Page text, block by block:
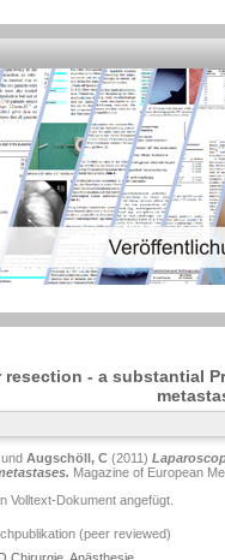
- a substantial
und Augschöll, C (2011)
Magazine of European
Volltext-Dokument angefügt.
(peer reviewed)